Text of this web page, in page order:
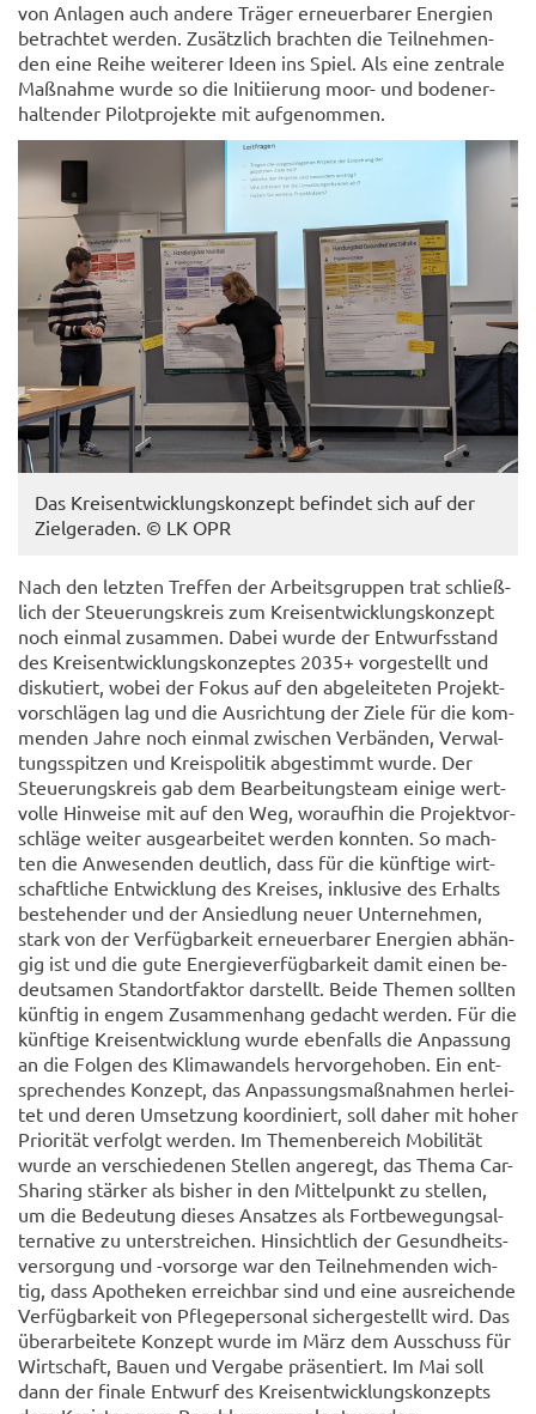
von An­la­gen auch an­de­re Trä­ger er­neu­er­ba­rer En­er­gien
be­trach­tet wer­den. Zu­sätz­lich brach­ten die Teil­neh­men­
den eine Reihe wei­te­rer Ideen ins Spiel. Als eine zen­tra­le
Maß­nah­me wurde so die In­iti­ie­rung moor- und bo­den­er­
hal­ten­der Pi­lot­pro­jek­te mit auf­ge­nom­men.
Das Kreis­ent­wick­lungs­kon­zept be­fin­det sich auf der
Ziel­ge­ra­den. © LK OPR
Nach den letz­ten Tref­fen der Ar­beits­grup­pen trat schließ­
lich der Steue­rungs­kreis zum Kreis­ent­wick­lungs­kon­zept
noch ein­mal zu­sam­men. Dabei wurde der Ent­wurfs­stand
des Kreis­ent­wick­lungs­kon­zep­tes 2035+ vor­ge­stellt und
dis­ku­tiert, wobei der Fokus auf den ab­ge­lei­te­ten Pro­jekt­
vor­schlä­gen lag und die Aus­rich­tung der Ziele für die kom­
men­den Jahre noch ein­mal zwi­schen Ver­bän­den, Ver­wal­
tungs­spit­zen und Kreis­po­li­tik ab­ge­stimmt wurde. Der
Steue­rungs­kreis gab dem Be­ar­bei­tungs­team ei­ni­ge wert­
vol­le Hin­wei­se mit auf den Weg, wor­auf­hin die Pro­jekt­vor­
schlä­ge wei­ter aus­ge­ar­bei­tet wer­den konn­ten. So mach­
ten die An­we­sen­den deut­lich, dass für die künf­ti­ge wirt­
schaft­li­che Ent­wick­lung des Krei­ses, in­klu­si­ve des Er­halts
be­stehen­der und der An­sied­lung neuer Un­ter­neh­men,
stark von der Ver­füg­bar­keit er­neu­er­ba­rer En­er­gien ab­hän­
gig ist und die gute En­er­gie­ver­füg­bar­keit damit einen be­
deut­sa­men Stand­ort­fak­tor dar­stellt. Beide The­men soll­ten
künf­tig in engem Zu­sam­men­hang ge­dacht wer­den. Für die
künf­ti­ge Kreis­ent­wick­lung wurde eben­falls die An­pas­sung
an die Fol­gen des Kli­ma­wan­dels her­vor­ge­ho­ben. Ein ent­
spre­chen­des Kon­zept, das An­pas­sungs­maß­nah­men her­lei­
tet und deren Um­set­zung ko­or­di­niert, soll daher mit hoher
Prio­ri­tät ver­folgt wer­den. Im The­men­be­reich Mo­bi­li­tät
wurde an ver­schie­de­nen Stel­len an­ge­regt, das Thema Car-​
Sharing stär­ker als bis­her in den Mit­tel­punkt zu stel­len,
um die Be­deu­tung die­ses An­sat­zes als Fort­be­we­gungs­al­
ter­na­ti­ve zu un­ter­strei­chen. Hin­sicht­lich der Ge­sund­heits­
ver­sor­gung und -​vorsorge war den Teil­neh­men­den wich­
tig, dass Apo­the­ken er­reich­bar sind und eine aus­rei­chen­de
Ver­füg­bar­keit von Pfle­ge­per­so­nal si­cher­ge­stellt wird. Das
über­ar­bei­te­te Kon­zept wurde im März dem Aus­schuss für
Wirt­schaft, Bauen und Ver­ga­be prä­sen­tiert. Im Mai soll
dann der fi­na­le Ent­wurf des Kreis­ent­wick­lungs­kon­zepts